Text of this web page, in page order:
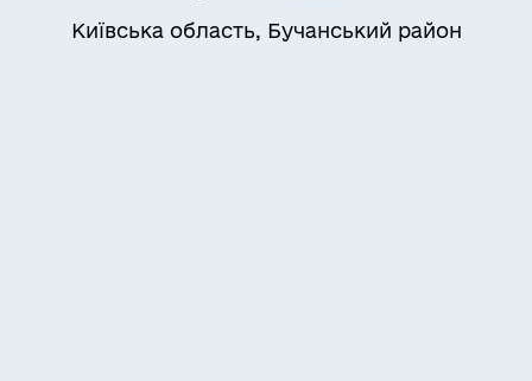
Київська область, Бучанський район